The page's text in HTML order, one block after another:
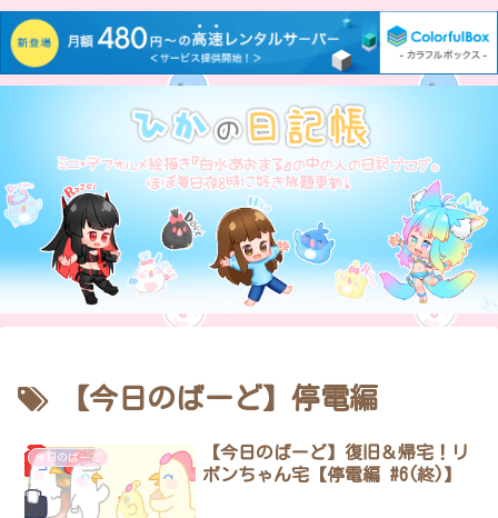
【今日のばーど】停電編
今日のばーど
【今日のばーど】復旧＆帰宅！リ
ボンちゃん宅【停電編 #6(終)】